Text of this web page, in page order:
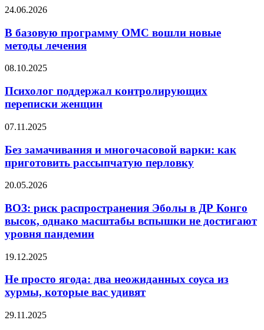
жару
В
программу
ОМС
вошли
методы
24.06.2026
В базовую программу ОМС вошли новые
методы лечения
Психолог
контролирующих
переписки
женщин
08.10.2025
Психолог поддержал контролирующих
переписки женщин
Без
и
многочасовой
варки:
приготовить
перловку
07.11.2025
Без замачивания и многочасовой варки: как
приготовить рассыпчатую перловку
ВОЗ:
распространения
Эболы
в
ДР
высок,
масштабы
вспышки
не
достигают
20.05.2026
ВОЗ: риск распространения Эболы в ДР Конго
высок, однако масштабы вспышки не достигают
уровня пандемии
Не
ягода:
неожиданных
из
19.12.2025
Не просто ягода: два неожиданных соуса из
хурмы, которые вас удивят
Ученые
29.11.2025